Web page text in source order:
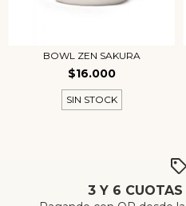
BOWL ZEN SAKURA
$16.000
SIN STOCK
3 Y 6 CUOTAS